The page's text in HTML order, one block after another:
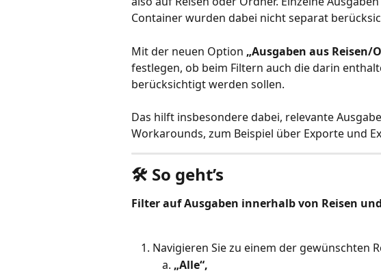
Container wurden dabei nicht separat
Mit der neuen Option „Ausgaben aus Reisen/
festlegen, ob beim Filtern auch die darin
berücksichtigt werden sollen.
Das hilft insbesondere dabei, relevante
Workarounds, zum Beispiel über Exporte und
🛠️ So geht’s
Filter auf Ausgaben innerhalb von Reisen
Navigieren Sie zu einem der gewünschten
„Alle“,